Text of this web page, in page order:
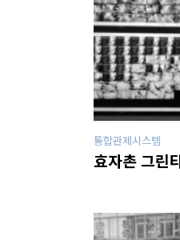
통합관제시스템
효자촌 그린